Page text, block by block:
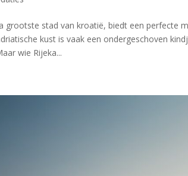
grootste stad van kroatië, biedt een perfecte
kust is vaak een ondergeschoven
wie Rijeka...